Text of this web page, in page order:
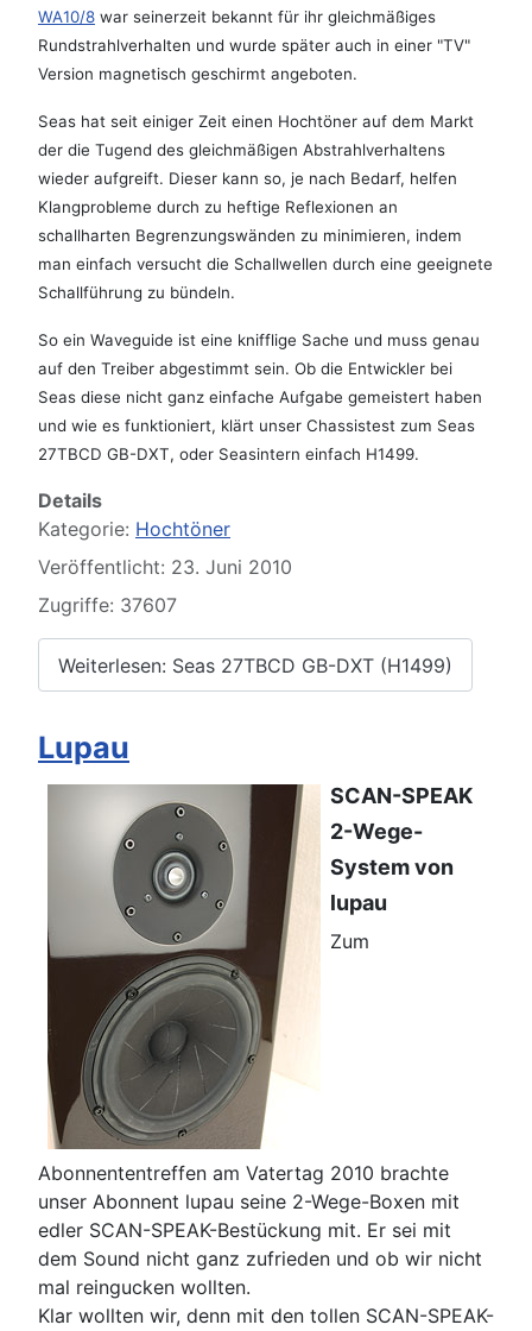
WA10/8 war seinerzeit bekannt für ihr gleichmäßiges
Rundstrahlverhalten und wurde später auch in einer "TV"
Version magnetisch geschirmt angeboten.
Seas hat seit einiger Zeit einen Hochtöner auf dem Markt
der die Tugend des gleichmäßigen Abstrahlverhaltens
wieder aufgreift. Dieser kann so, je nach Bedarf, helfen
Klangprobleme durch zu heftige Reflexionen an
schallharten Begrenzungswänden zu minimieren, indem
man einfach versucht die Schallwellen durch eine geeignete
Schallführung zu bündeln.
So ein Waveguide ist eine knifflige Sache und muss genau
auf den Treiber abgestimmt sein. Ob die Entwickler bei
Seas diese nicht ganz einfache Aufgabe gemeistert haben
und wie es funktioniert, klärt unser Chassistest zum Seas
27TBCD GB-DXT, oder Seasintern einfach H1499.
Details
Kategorie: Hochtöner
Veröffentlicht: 23. Juni 2010
Zugriffe: 37607
Weiterlesen: Seas 27TBCD GB-DXT (H1499)
Lupau
SCAN-SPEAK
2-Wege-
System von
lupau
Zum
Abonnententreffen am Vatertag 2010 brachte
unser Abonnent lupau seine 2-Wege-Boxen mit
edler SCAN-SPEAK-Bestückung mit. Er sei mit
dem Sound nicht ganz zufrieden und ob wir nicht
mal reingucken wollten.
Klar wollten wir, denn mit den tollen SCAN-SPEAK-